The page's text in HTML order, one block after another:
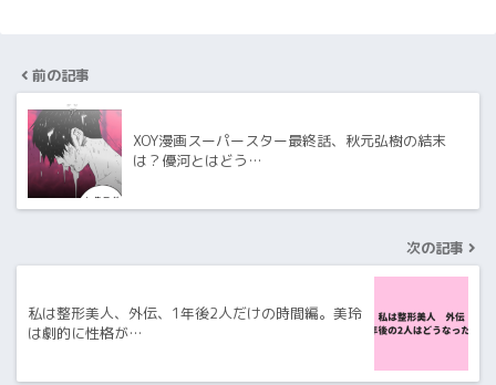
前の記事
XOY漫画スーパースター最終話、秋元弘樹の結末
は？優河とはどう…
次の記事
私は整形美人、外伝、1年後2人だけの時間編。美玲
は劇的に性格が…